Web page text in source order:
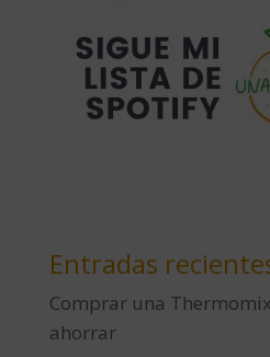
Entradas
Comprar una
ahorrar